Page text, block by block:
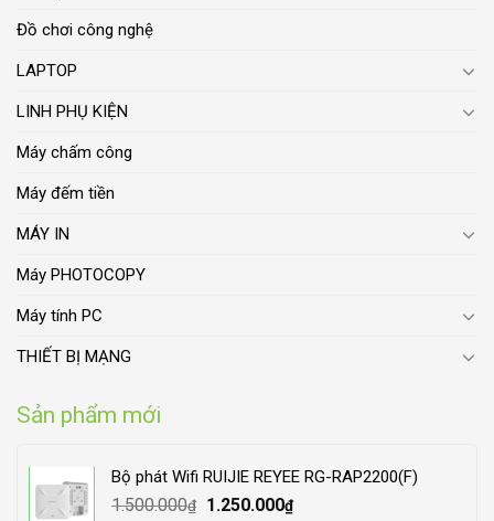
Đồ chơi công nghệ
LAPTOP
LINH PHỤ KIỆN
Máy chấm công
Máy đếm tiền
MÁY IN
Máy PHOTOCOPY
Máy tính PC
THIẾT BỊ MẠNG
Sản phẩm mới
Bộ phát Wifi RUIJIE REYEE RG-RAP2200(F)
1.500.000₫
Original
1.250.000₫Current